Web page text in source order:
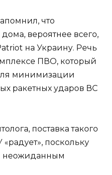
что
вероятнее всего,
на Украину. Речь
ПВО, который
минимизации
ракетных ударов ВС
поставка такого
поскольку
неожиданным